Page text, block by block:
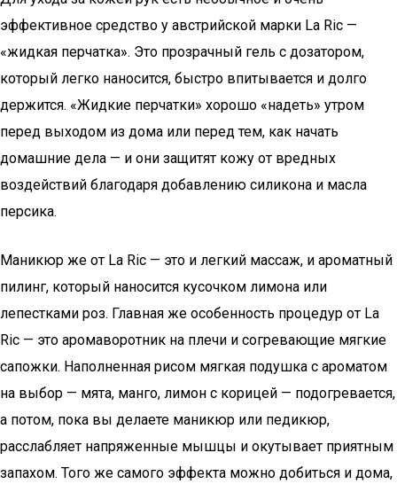
эффективное средство у австрийской марки La Ric —
«жидкая перчатка». Это прозрачный гель с дозатором,
который легко наносится, быстро впитывается и долго
держится. «Жидкие перчатки» хорошо «надеть» утром
перед выходом из дома или перед тем, как начать
домашние дела — и они защитят кожу от вредных
воздействий благодаря добавлению силикона и масла
персика.
Маникюр же от La Ric — это и легкий массаж, и ароматный
пилинг, который наносится кусочком лимона или
лепестками роз. Главная же особенность процедур от La
Ric — это аромаворотник на плечи и согревающие мягкие
сапожки. Наполненная рисом мягкая подушка с ароматом
на выбор — мята, манго, лимон с корицей — подогревается,
а потом, пока вы делаете маникюр или педикюр,
расслабляет напряженные мышцы и окутывает приятным
запахом. Того же самого эффекта можно добиться и дома,